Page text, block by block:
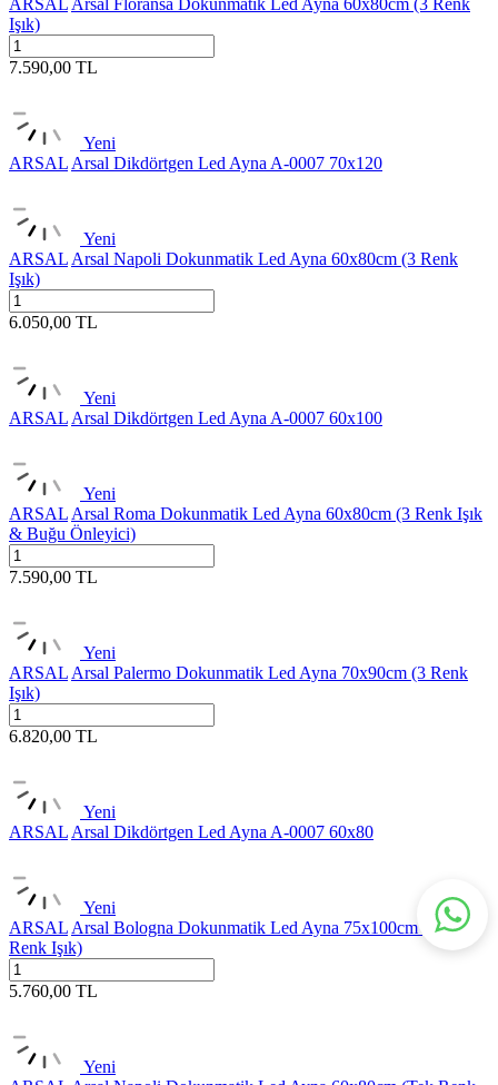
Işık)
7.590,00 TL
Yeni
ARSAL Arsal Dikdörtgen Led Ayna A-0007 70x120
Yeni
ARSAL Arsal Napoli Dokunmatik Led Ayna 60x80cm (3 Renk
Işık)
6.050,00 TL
Yeni
ARSAL Arsal Dikdörtgen Led Ayna A-0007 60x100
Yeni
ARSAL Arsal Roma Dokunmatik Led Ayna 60x80cm (3 Renk Işık
& Buğu Önleyici)
7.590,00 TL
Yeni
ARSAL Arsal Palermo Dokunmatik Led Ayna 70x90cm (3 Renk
Işık)
6.820,00 TL
Yeni
ARSAL Arsal Dikdörtgen Led Ayna A-0007 60x80
Yeni
ARSAL Arsal Bologna Dokunmatik Led Ayna 75x100cm (Tek
Renk Işık)
5.760,00 TL
Yeni